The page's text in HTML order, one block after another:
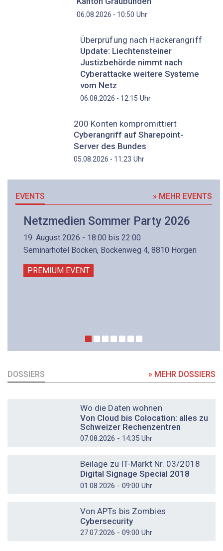
06.08.2026 - 10:50 Uhr
Überprüfung nach Hackerangriff
Update: Liechtensteiner
Justizbehörde nimmt nach
Cyberattacke weitere Systeme
vom Netz
06.08.2026 - 12:15 Uhr
200 Konten kompromittiert
Cyberangriff auf Sharepoint-
Server des Bundes
05.08.2026 - 11:23 Uhr
EVENTS » MEHR EVENTS
Netzmedien Sommer Party 2026
19. August 2026 - 18:00 bis 22:00
Seminarhotel Bocken, Bockenweg 4, 8810 Horgen
PREMIUM EVENT
DOSSIERS » MEHR DOSSIERS
Wo die Daten wohnen
Von Cloud bis Colocation: alles zu
Schweizer Rechenzentren
07.08.2026 - 14:35 Uhr
Beilage zu IT-Markt Nr. 03/2018
Digital Signage Special 2018
01.08.2026 - 09:00 Uhr
Von APTs bis Zombies
Cybersecurity
27.07.2026 - 09:00 Uhr